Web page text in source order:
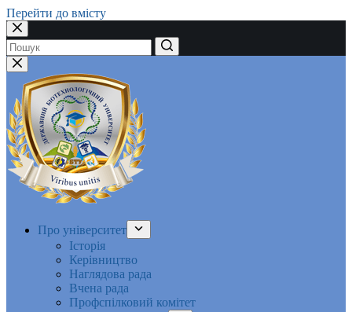
Перейти до вмісту
Немає
результатів
Про університет
Історія
Керівництво
Наглядова рада
Вчена рада
Профспілковий комітет